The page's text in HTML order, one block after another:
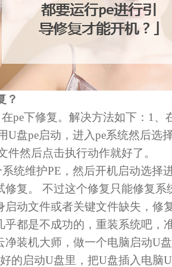
？
pe下修复。解决方法如下：1、
U盘pe启动，进入pe系统然后
件然后点击执行动作就好了。
统维护PE，然后开机启动选择
修复。 不过这个修复只能修复系
启动文件或者关键文件缺失，修
乎都是不成功的，重装系统吧，
净装机大师，做一个电脑启动U
的启动U盘里，把U盘插入电脑